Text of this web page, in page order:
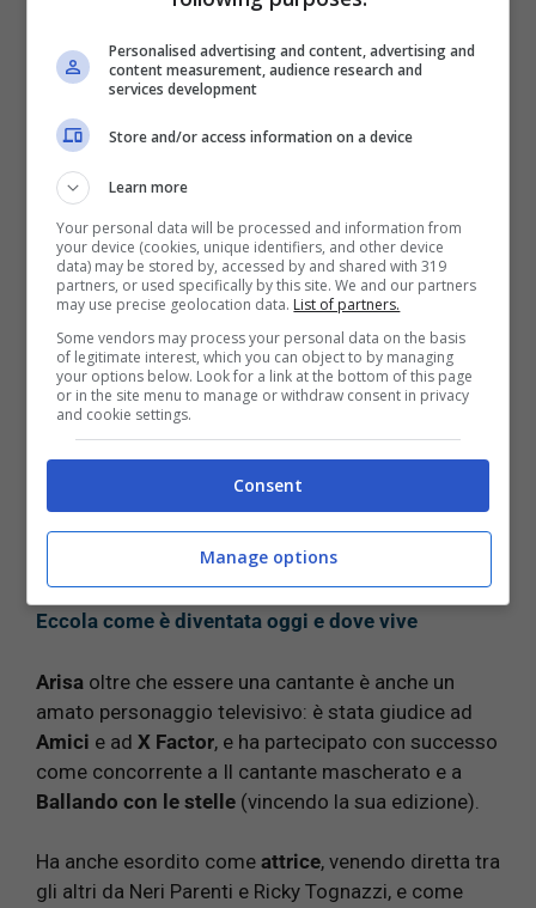
SanremoLab, partecipa alFestival di Sanremo.La
sua “Sincerità” sarà un trionfo. Vincerà la categoria
balzerà in cima alle classifiche dei brani più
acquistati.
Il Festival sarà fondamentale per la carriera
musicale di Arisa. Parteciperà altre sei volte alla
rassegna, ogni volta portando sul palco un pezzo
pregiato del suo repertorio. Nel 2020 si classifica
nona conMalamoreno, nel 2012 porta il piccolo
gioiello “La Notte”, arrivando seconda. Si rifarà nel
2014, dove vincerà la gara dei big con
“Controvento”. Parteciperà anche nel 2016 con
Guardando il cielo (10º posto), nel 2019 con Mi
più (10º posto).
LEGGI ANCHE>>>Alessia Merz, ve la ricordate ?
Eccola come è diventata oggi e dove vive
Arisa oltre che essere una cantante è anche un
amato personaggio televisivo: è stata giudice ad
Amici e ad X Factor, e ha partecipato con successo
come concorrente a Il cantante mascherato e a
Ballando con le stelle (vincendo la sua edizione).
Ha anche esordito come attrice, venendo diretta tra
gli altri da Neri Parenti e Ricky Tognazzi, e come
Personalised advertising and content, advertising and
content measurement, audience research and
services development
Store and/or access information on a device
Learn more
Your personal data will be processed and information from
your device (cookies, unique identifiers, and other device
data) may be stored by, accessed by and shared with 319
partners, or used specifically by this site. We and our partners
may use precise geolocation data. List of partners.
Some vendors may process your personal data on the basis
of legitimate interest, which you can object to by managing
your options below. Look for a link at the bottom of this page
or in the site menu to manage or withdraw consent in privacy
and cookie settings.
Consent
Manage options